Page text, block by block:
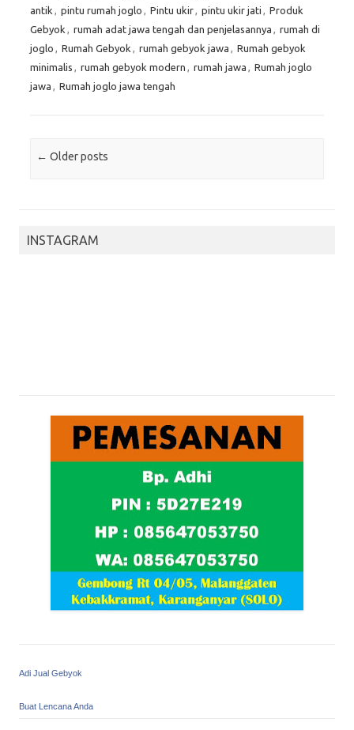
antik , pintu rumah joglo , Pintu ukir, pintu ukir jati , Produk
Gebyok , rumah adat jawa tengah dan penjelasannya , rumah di
joglo , Rumah Gebyok , rumah gebyok jawa , Rumah gebyok
minimalis , rumah gebyok modern , rumah jawa , Rumah joglo
jawa , Rumah joglo jawa tengah
Post navigation
← Older posts
INSTAGRAM
Adi Jual Gebyok
Buat Lencana Anda